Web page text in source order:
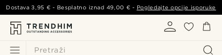
Pretraži
Dostava3,95 € - Besplatno iznad 49,00 € - Pogledajte opcije isporuke